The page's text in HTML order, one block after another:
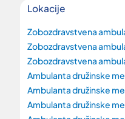
Lokacije
Zobozdravstvena
Zobozdravstvena
Zobozdravstvena
Ambulanta družinske
Ambulanta družinske
Ambulanta družinske